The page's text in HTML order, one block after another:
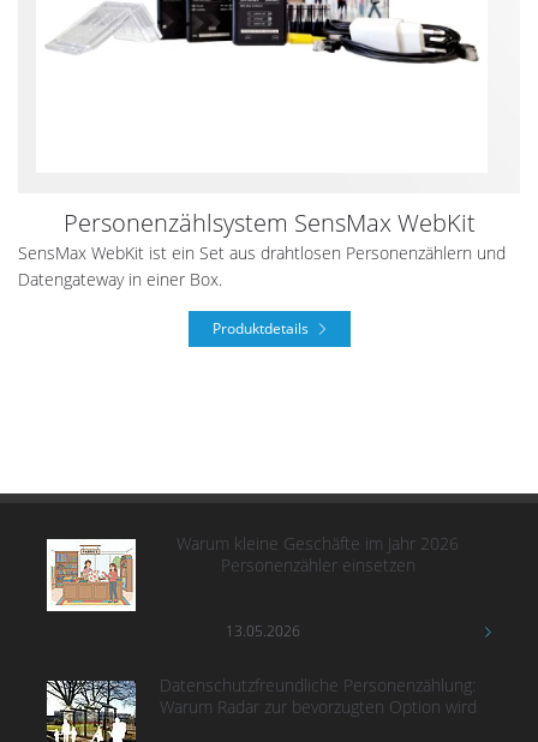
Personenzählsystem SensMax WebKit
SensMax WebKit ist ein Set aus drahtlosen Personenzählern und
Datengateway in einer Box.
Produktdetails
Warum kleine Geschäfte im Jahr 2026
Personenzähler einsetzen
13.05.2026
Datenschutzfreundliche Personenzählung:
Warum Radar zur bevorzugten Option wird